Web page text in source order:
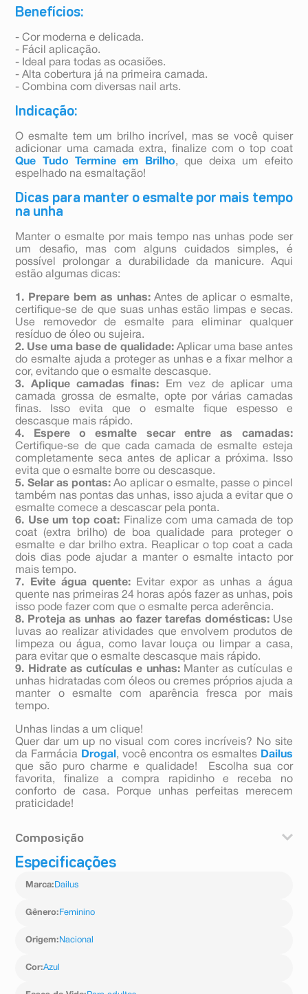
Benefícios:
- Cor moderna e delicada.
- Fácil aplicação.
- Ideal para todas as ocasiões.
- Alta cobertura já na primeira camada.
- Combina com diversas nail arts.
Indicação:
O esmalte tem um brilho incrível, mas se você quiser
adicionar uma camada extra, finalize com o top coat
Que Tudo Termine em Brilho, que deixa um efeito
espelhado na esmaltação!
Dicas para manter o esmalte por mais tempo
na unha
Manter o esmalte por mais tempo nas unhas pode ser
um desafio, mas com alguns cuidados simples, é
possível prolongar a durabilidade da manicure. Aqui
estão algumas dicas:
1. Prepare bem as unhas:Antes de aplicar o esmalte,
certifique-se de que suas unhas estão limpas e secas.
Use removedor de esmalte para eliminar qualquer
resíduo de óleo ou sujeira.
2. Use uma base de qualidade:Aplicar uma base antes
do esmalte ajuda a proteger as unhas e a fixar melhor a
cor, evitando que o esmalte descasque.
3. Aplique camadas finas: Em vez de aplicar uma
camada grossa de esmalte, opte por várias camadas
finas. Isso evita que o esmalte fique espesso e
descasque mais rápido.
4. Espere o esmalte secar entre as camadas:
Certifique-se de que cada camada de esmalte esteja
completamente seca antes de aplicar a próxima. Isso
evita que o esmalte borre ou descasque.
5. Selar as pontas: Ao aplicar o esmalte, passe o pincel
também nas pontas das unhas, isso ajuda a evitar que o
esmalte comece a descascar pela ponta.
6. Use um top coat: Finalize com uma camada de top
coat (extra brilho) de boa qualidade para proteger o
esmalte e dar brilho extra. Reaplicar o top coat a cada
dois dias pode ajudar a manter o esmalte intacto por
mais tempo.
7. Evite água quente:Evitar expor as unhas a água
quente nas primeiras 24 horas após fazer as unhas, pois
isso pode fazer com que o esmalte perca aderência.
8. Proteja as unhas ao fazer tarefas domésticas:Use
luvas ao realizar atividades que envolvem produtos de
limpeza ou água, como lavar louça ou limpar a casa,
para evitar que o esmalte descasque mais rápido.
9. Hidrate as cutículas e unhas:Manter as cutículas e
unhas hidratadas com óleos ou cremes próprios ajuda a
manter o esmalte com aparência fresca por mais
tempo.
Unhas lindas a um clique!
Quer dar um up no visual com cores incríveis? No site
da Farmácia Drogal , você encontra os esmaltes Dailus
que são puro charme e qualidade! Escolha sua cor
favorita, finalize a compra rapidinho e receba no
conforto de casa. Porque unhas perfeitas merecem
praticidade!
Composição
Butyl acetate; ethyl acetate; nitrocellulose; tosylamide-
stearalkonium hectorite; sílica; isopropyl alcohol; malic
15880; ci 77510; ci 15865; ci 77266; ci 77007.
Especificações
Marca: Dailus
Gênero: Feminino
Origem: Nacional
Cor:Azul